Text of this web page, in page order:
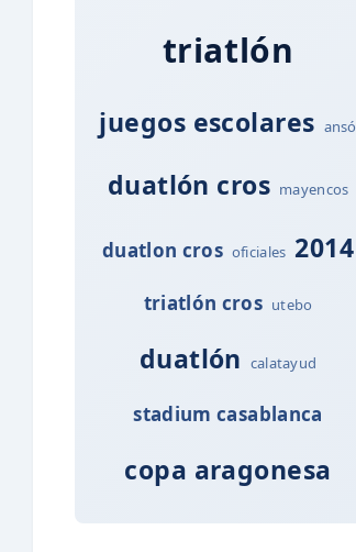
triatlón
juegos escolares ansó
duatlón cros mayencos
duatlon cros oficiales 2014
triatlón cros utebo
duatlón calatayud
stadium casablanca
copa aragonesa